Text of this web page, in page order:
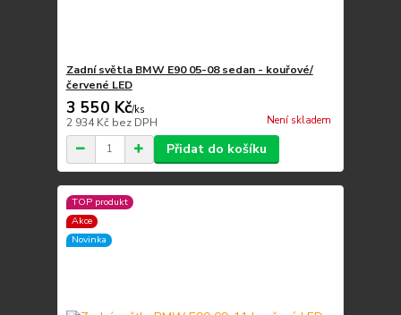
Zadní světla BMW E90 05-08 sedan - kouřové/
červené LED
3 550 Kč/ks
2 934 Kč bez DPH Není skladem
Přidat do košíku
TOP produkt
Akce
Novinka